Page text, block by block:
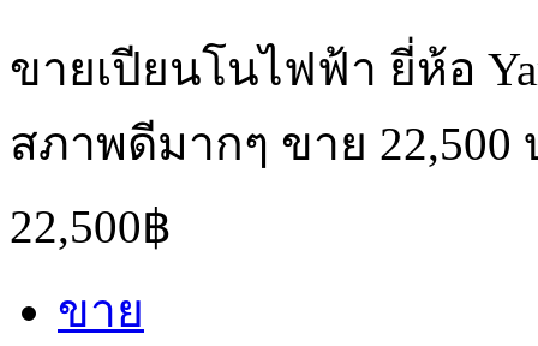
ขายเปียนโนไฟฟ้า ยี่ห้อ
สภาพดีมากๆ ขาย 22,500
22,500฿
ขาย